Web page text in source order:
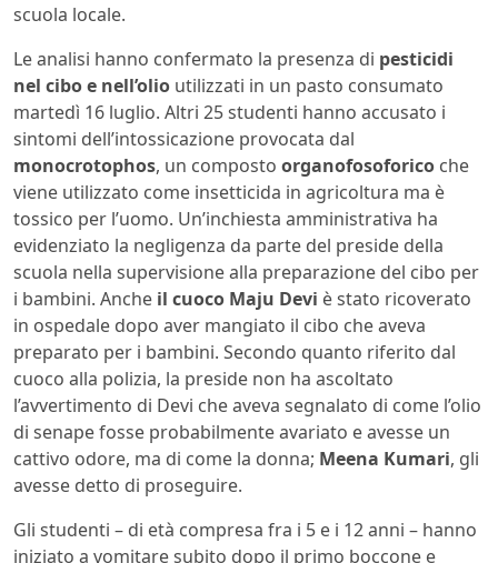
scuola locale.
Le analisi hanno confermato la presenza di pesticidi
nel cibo e nell’olio utilizzati in un pasto consumato
martedì 16 luglio. Altri 25 studenti hanno accusato i
sintomi dell’intossicazione provocata dal
monocrotophos, un composto organofosoforico che
viene utilizzato come insetticida in agricoltura ma è
tossico per l’uomo. Un’inchiesta amministrativa ha
evidenziato la negligenza da parte del preside della
scuola nella supervisione alla preparazione del cibo per
i bambini. Anche il cuoco Maju Devi è stato ricoverato
in ospedale dopo aver mangiato il cibo che aveva
preparato per i bambini. Secondo quanto riferito dal
cuoco alla polizia, la preside non ha ascoltato
l’avvertimento di Devi che aveva segnalato di come l’olio
di senape fosse probabilmente avariato e avesse un
cattivo odore, ma di come la donna; Meena Kumari, gli
avesse detto di proseguire.
Gli studenti – di età compresa fra i 5 e i 12 anni – hanno
iniziato a vomitare subito dopo il primo boccone e